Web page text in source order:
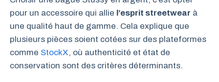
pour un accessoire qui allie l’esprit streetwear à
une qualité haut de gamme. Cela explique que
plusieurs pièces soient cotées sur des plateformes
comme StockX, où authenticité et état de
conservation sont des critères déterminants.